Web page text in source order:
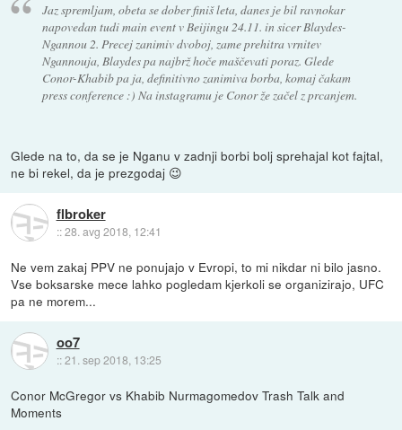
Jaz spremljam, obeta se dober finiš leta, danes je bil ravnokar
napovedan tudi main event v Beijingu 24.11. in sicer Blaydes-
Ngannou 2. Precej zanimiv dvoboj, zame prehitra vrnitev
Ngannouja, Blaydes pa najbrž hoče maščevati poraz. Glede
Conor-Khabib pa ja, definitivno zanimiva borba, komaj čakam
press conference :) Na instagramu je Conor že začel z prcanjem.
Glede na to, da se je Nganu v zadnji borbi bolj sprehajal kot fajtal,
ne bi rekel, da je prezgodaj 😉
flbroker
::28. avg 2018, 12:41
Ne vem zakaj PPV ne ponujajo v Evropi, to mi nikdar ni bilo jasno.
Vse boksarske mece lahko pogledam kjerkoli se organizirajo, UFC
pa ne morem...
oo7
::21. sep 2018, 13:25
Conor McGregor vs Khabib Nurmagomedov Trash Talk and
Moments